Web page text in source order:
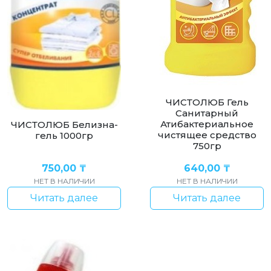
ЧИСТОЛЮБ Белизна-
гель 1000гр
750,00 ₸
НЕТ В НАЛИЧИИ
Читать далее
ЧИСТОЛЮБ Гель
Санитарный
Атибактериальное
чистящее средство
750гр
640,00 ₸
НЕТ В НАЛИЧИИ
Читать далее